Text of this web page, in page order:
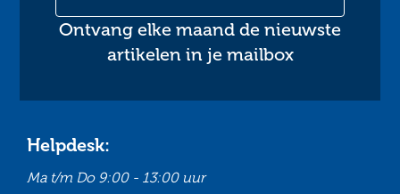
Ontvang elke maand de nieuwste
artikelen in je mailbox
Helpdesk:
Ma t/m Do 9:00 - 13:00 uur